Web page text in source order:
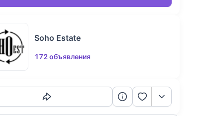
Soho Estate
172 объявления